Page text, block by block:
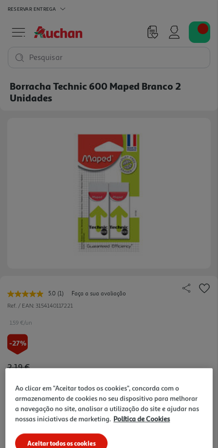
RESERVAR ENTREGA
Pesquisar
Borracha Technic 600 Maped Branco 2
Unidades
5.0 Leu
uma
(1)
Faça a sua avaliação
Ref. / EAN: 3154140117221
1.59 €/un
-27%
Price reduced from
2,19 €to
Promoção:de 28/7/2026 a 8/10/2026
Notas de preparação
Ao clicar em "Aceitar todos os cookies", concorda com o
armazenamento de cookies no seu dispositivo para melhorar
a navegação no site, analisar a utilização do site e ajudar nas
nossas iniciativas de marketing. Política de Cookies
Aceitar todos os cookies